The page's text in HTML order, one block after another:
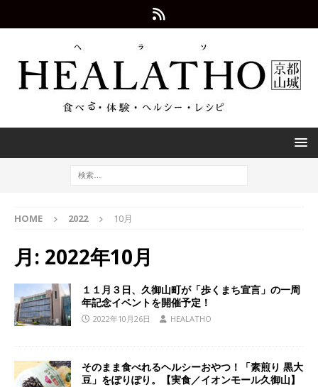
HOME 2022 10月
月: 2022年10月
１１月３日、久御山町が「歩くまち宣言」の一周
年記念イベントを開催予定！
2022年10月26日 HEALATHO
そのまま食べれるヘルシーおやつ！「素煎り 黒大
豆」をぽりぽり。【実食／イオンモール久御山】